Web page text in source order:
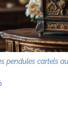
pendules cartels